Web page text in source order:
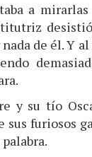
a
de él. Y
y su tío
sus furiosos